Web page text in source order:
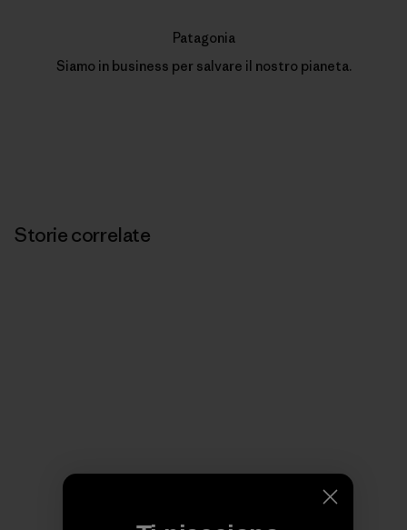
Patagonia
Siamo in business per salvare il nostro pianeta.
Storie correlate